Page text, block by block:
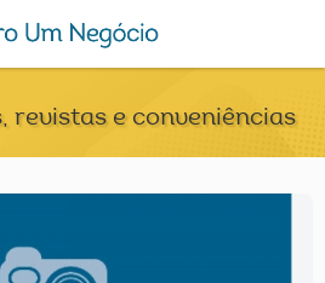
revistas e conveniências